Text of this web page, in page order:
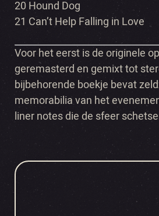
20 Hound Dog
21 Can’t Help Falling in Love
Voor het eerst is de originele
geremasterd en gemixt tot
bijbehorende boekje bevat
memorabilia van het
liner notes die de sfeer